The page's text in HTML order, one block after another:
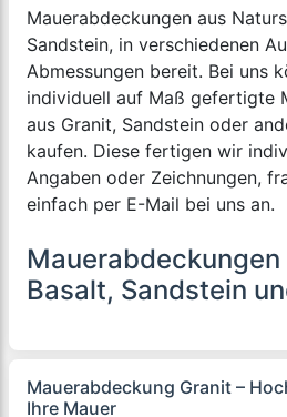
Mauerabdeckungen aus
Sandstein, in verschiedenen
Abmessungen bereit. Bei uns
individuell auf Maß gefertigte
aus Granit, Sandstein oder
kaufen. Diese fertigen wir
Angaben oder Zeichnungen,
einfach per E-Mail bei uns an.
Mauerabdeckungen
Basalt, Sandstein
Mauerabdeckung Granit –
Ihre Mauer